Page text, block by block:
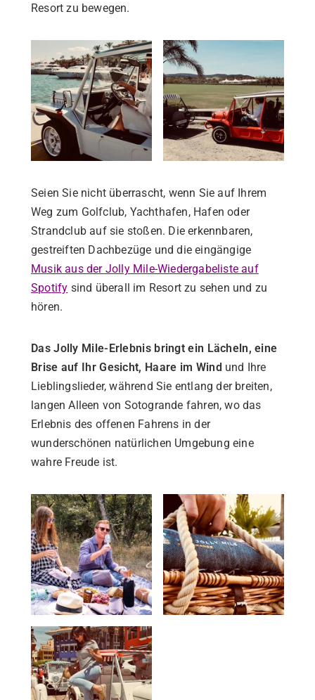
Resort zu bewegen.
Seien Sie nicht überrascht, wenn Sie auf Ihrem
Weg zum Golfclub, Yachthafen, Hafen oder
Strandclub auf sie stoßen. Die erkennbaren,
gestreiften Dachbezüge und die eingängige
Musik aus der Jolly Mile-Wiedergabeliste auf
Spotify sind überall im Resort zu sehen und zu
hören.
Das Jolly Mile-Erlebnis bringt ein Lächeln, eine
Brise auf Ihr Gesicht, Haare im Wind und Ihre
Lieblingslieder, während Sie entlang der breiten,
langen Alleen von Sotogrande fahren, wo das
Erlebnis des offenen Fahrens in der
wunderschönen natürlichen Umgebung eine
wahre Freude ist.